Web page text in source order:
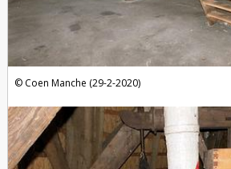
Coen Manche (29-2-2020)